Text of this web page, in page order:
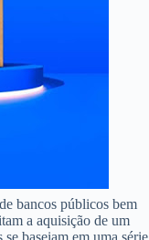
bancos públicos bem
a aquisição de um
baseiam em uma série